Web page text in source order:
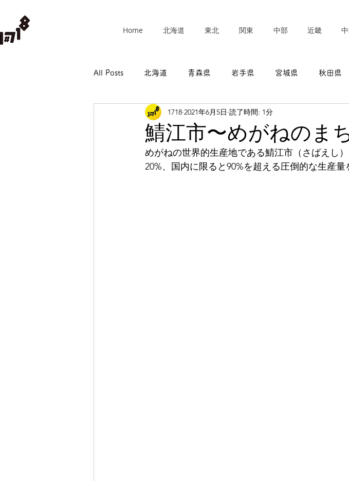
Home 北海道 東北 関東 中部 近畿
All Posts 北海道 青森県 岩手県 宮城県 秋田県
埼玉県 千葉県 東京都
岐阜県 静岡県 愛知県 三重県 滋賀
鯖江市〜めがねのま
1718 2021年6月5日 読了時間: 1分
めがねの世界的生産地である鯖江市（さばえし
20%、国内に限ると90%を超える圧倒的な生産量